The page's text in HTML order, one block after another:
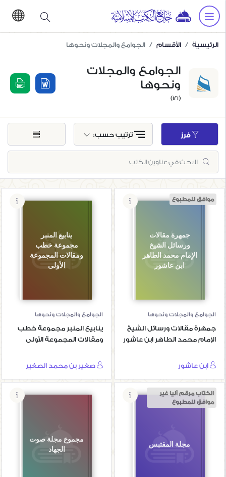
الرئيسية الأقسام الجوامع والمجلات ونحوها
الجوامع والمجلات
ونحوها
(121)
فرز ترتيب حسب:
موافق للمطبوع
جمهرة مقالات
ورسائل الشيخ
الإمام محمد الطاهر
ابن عاشور
الجوامع والمجلات ونحوها
جمهرة مقالات ورسائل الشيخ
الإمام محمد الطاهر ابن عاشور
ابن عاشور
ينابيع المنبر
مجموعة خطب
ومقالات المجموعة
الأولى
الجوامع والمجلات ونحوها
ينابيع المنبر مجموعة خطب
ومقالات المجموعة الأولى
صغير بن محمد الصغير
الكتاب مرقم آليا غير
موافق للمطبوع
مجلة المقتبس
مجموع مجلة صوت
الجهاد